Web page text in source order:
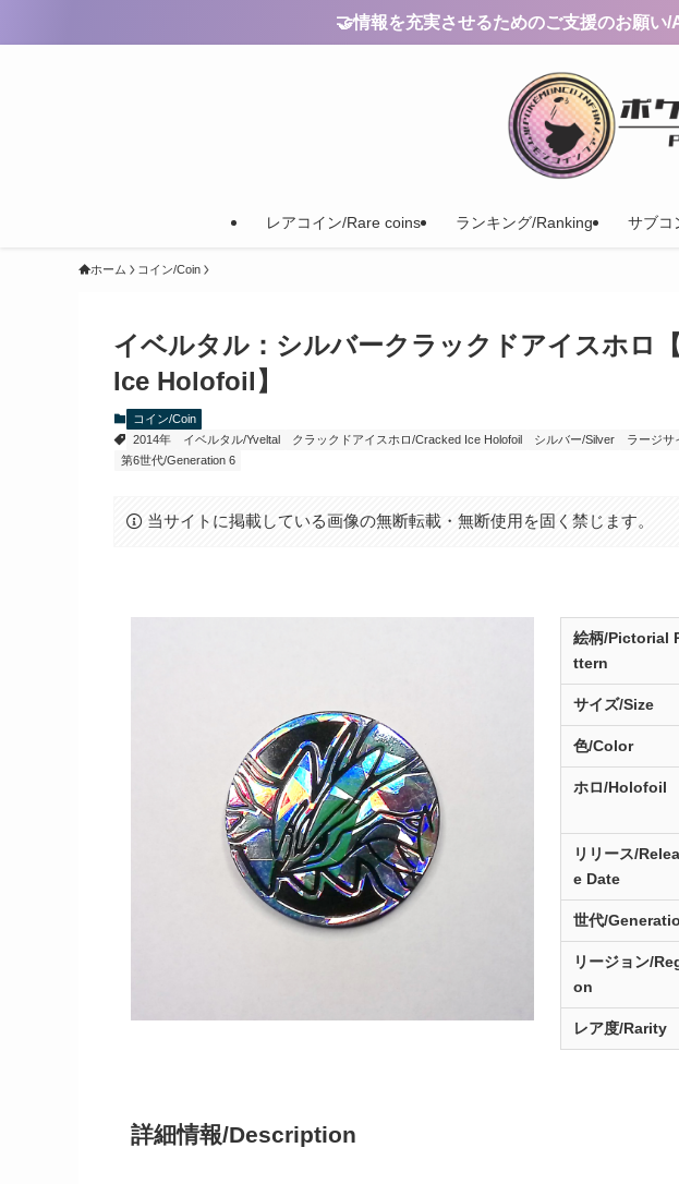
🤝情報を充実させるためのご支援のお願
レアコイン/Rare coins ランキング/Ranking サブコ
ホーム コイン/Coin
イベルタル：シルバークラックドアイスホロ
Ice Holofoil】
コイン/Coin
2014年
イベルタル/Yveltal クラックドアイスホロ/Cracked Ice Holofoil シルバー/Silver ラージサ
第6世代/Generation 6
当サイトに掲載している画像の無断転載・無断使用を固く禁じます。
絵柄/Pictorial
ttern
サイズ/Size
色/Color
ホロ/Holofoil
リリース/
eDate
世代/
リージョン/
on
レア度/Rarity
詳細情報/Description